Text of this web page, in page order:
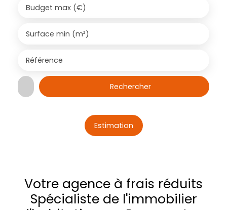
Budget max (€)
Surface min (m²)
Référence
Rechercher
Estimation
Votre agence à frais réduits
Spécialiste de l'immobilier